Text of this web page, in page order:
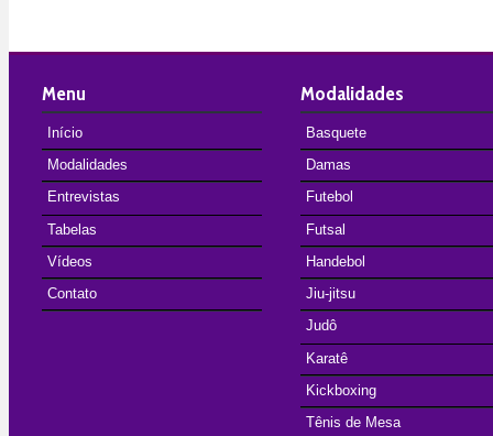
Menu
Início
Modalidades
Entrevistas
Tabelas
Vídeos
Contato
Modalidades
Basquete
Damas
Futebol
Futsal
Handebol
Jiu-jitsu
Judô
Karatê
Kickboxing
Tênis de Mesa